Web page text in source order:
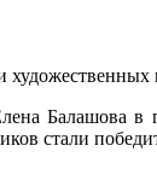
художественных
Балашова
стали